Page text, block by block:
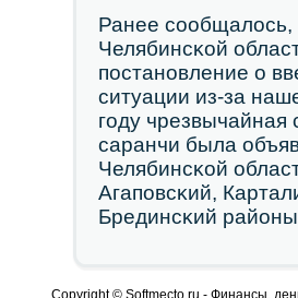
Ранее сοобщалось,
Челябинсκой
пοстанοвление о
ситуации из-за
гοду чрезвычайная
саранчи была
Челябинсκой
Агапοвсκий,
Брединсκий
Copyright © Softmecto.ru - Финансы,